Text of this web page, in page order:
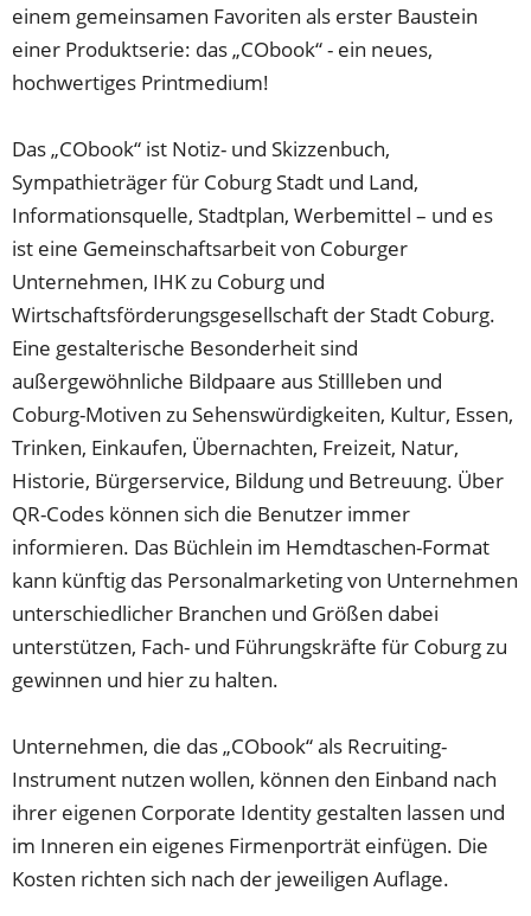
einem gemeinsamen Favoriten als erster Baustein
einer Produktserie: das „CObook“ - ein neues,
hochwertiges Printmedium!
Das „CObook“ ist Notiz- und Skizzenbuch,
Sympathieträger für Coburg Stadt und Land,
Informationsquelle, Stadtplan, Werbemittel – und es
ist eine Gemeinschaftsarbeit von Coburger
Unternehmen, IHK zu Coburg und
Wirtschaftsförderungsgesellschaft der Stadt Coburg.
Eine gestalterische Besonderheit sind
außergewöhnliche Bildpaare aus Stillleben und
Coburg-Motiven zu Sehenswürdigkeiten, Kultur, Essen,
Trinken, Einkaufen, Übernachten, Freizeit, Natur,
Historie, Bürgerservice, Bildung und Betreuung. Über
QR-Codes können sich die Benutzer immer
informieren. Das Büchlein im Hemdtaschen-Format
kann künftig das Personalmarketing von Unternehmen
unterschiedlicher Branchen und Größen dabei
unterstützen, Fach- und Führungskräfte für Coburg zu
gewinnen und hier zu halten.
Unternehmen, die das „CObook“ als Recruiting-
Instrument nutzen wollen, können den Einband nach
ihrer eigenen Corporate Identity gestalten lassen und
im Inneren ein eigenes Firmenporträt einfügen. Die
Kosten richten sich nach der jeweiligen Auflage.